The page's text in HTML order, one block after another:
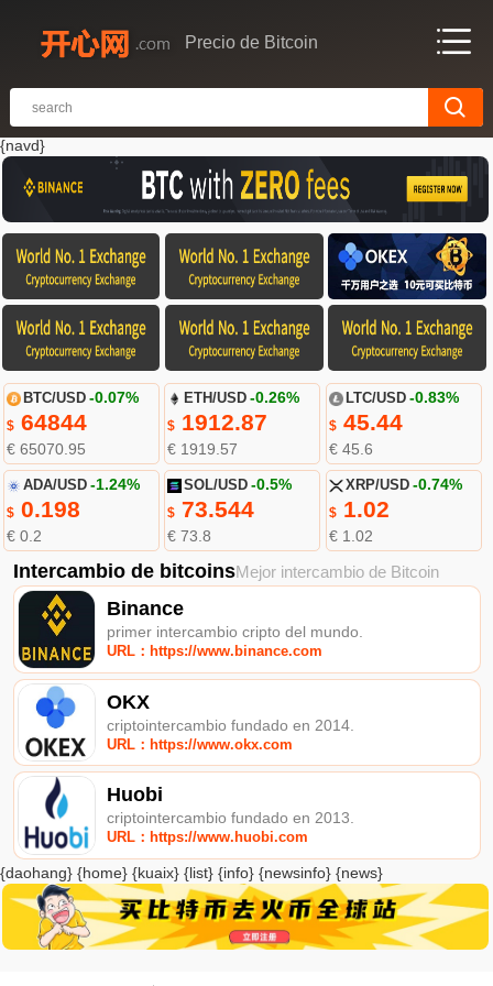
Precio de Bitcoin
{navd}
BTC/USD -0.07%
$64844
€ 65070.95
ETH/USD -0.26%
$ 1912.87
€ 1919.57
LTC/USD -0.83%
$45.44
€ 45.6
ADA/USD -1.24%
$0.198
€ 0.2
SOL/USD -0.5%
$ 73.544
€ 73.8
XRP/USD -0.74%
$1.02
€ 1.02
Intercambio de bitcoinsMejor intercambio de Bitcoin
Binance
primer intercambio cripto del mundo.
URL：https://www.binance.com
OKX
criptointercambio fundado en 2014.
URL：https://www.okx.com
Huobi
criptointercambio fundado en 2013.
URL：https://www.huobi.com
{daohang} {home} {kuaix} {list} {info} {newsinfo} {news}